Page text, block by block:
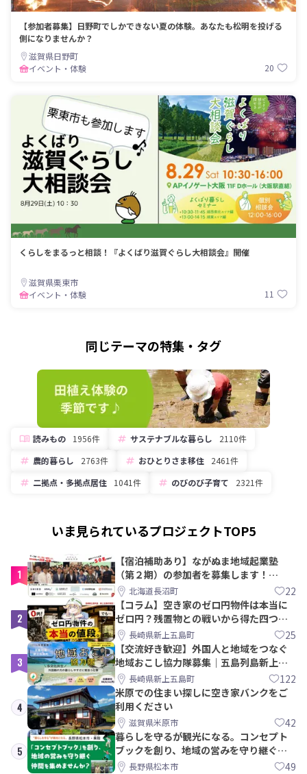
【参加者募集】日野町でしかできない夏の体験。あなたも松明を投げる
側になりませんか？
滋賀県日野町
イベント・体験
20
くらしをまるっと相談！『よくばり滋賀ぐらし大相談会』開催
滋賀県栗東市
イベント・体験
11
同じテーマの特集・タグ
読みもの 1956件 サステナブルな暮らし
2110件
農的暮らし
2763件 おひとりさま移住
2461件
二拠点・多拠点居住
1041件 のびのび子育て 2321件
いま見られているプロジェクトTOP5
1
【宿泊補助あり】ながぬま地域起業塾
（第２期）の参加者を募集します！
【8/21〆】
北海道長沼町 22
2
【コラム】空き家のゼロ円物件は本当に
ゼロ円？残置物との戦いから得た四つの
教訓｜新上五島町
長崎県新上五島町 25
3
【交流好き歓迎】外国人と地域をつなぐ
地域おこし協力隊募集｜五島列島新上五
島町長崎県新上五島町 122
4
米原での住まい探しに空き家バンクをご
利用ください
滋賀県米原市 42
5
暮らしを守るが観光になる。コンセプト
ブックを創り、地域の営みを守り継ぐ仲
間を集めませんか？
長野県松本市 49